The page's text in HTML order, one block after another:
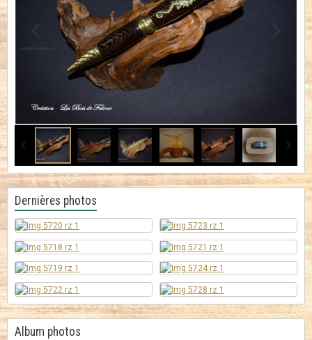
Dernières photos
Album photos